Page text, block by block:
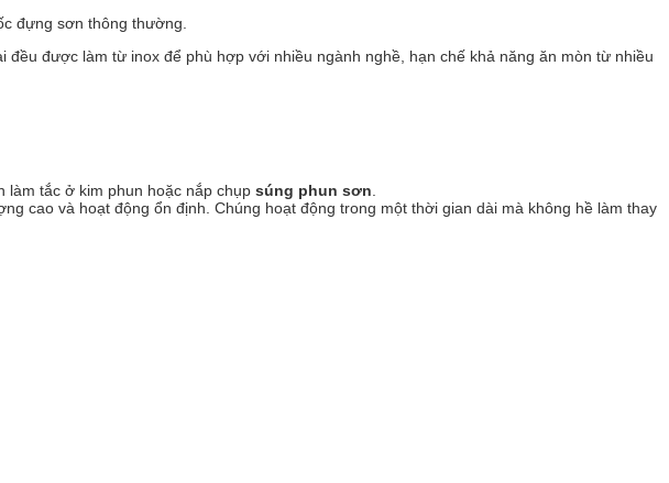
đựng sơn thông thường.
đều được làm từ inox để phù hợp với nhiều ngành nghề, hạn chế khả năng ăn mòn từ nhiều
làm tắc ở kim phun hoặc nắp chụp súng phun sơn
cao và hoạt động ổn định. Chúng hoạt động trong một thời gian dài mà không hề làm thay